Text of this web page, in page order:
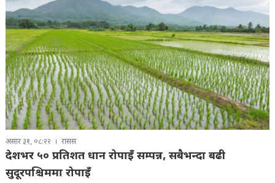
असार ३१, ०८:२२ रासस
देशभर ५० प्रतिशत धान रोपाइँ सम्पन्न, सबैभन्दा बढी
सुदूरपश्चिममा रोपाइँ